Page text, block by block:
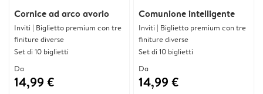
Cornice ad arco avorio
Inviti | Biglietto premium con tre
finiture diverse
Set di 10 biglietti
Da
14,99 €
Comunione intelligente
Inviti | Biglietto premium con tre
finiture diverse
Set di 10 biglietti
Da
14,99 €